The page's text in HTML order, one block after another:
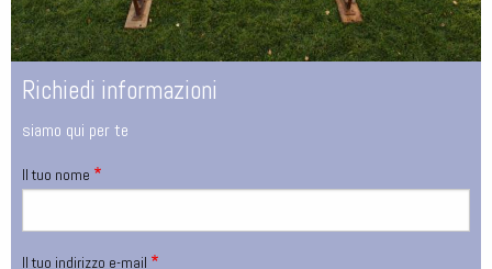
Richiedi informazioni
siamo qui per te
Il tuo nome
Il tuo indirizzo e-mail